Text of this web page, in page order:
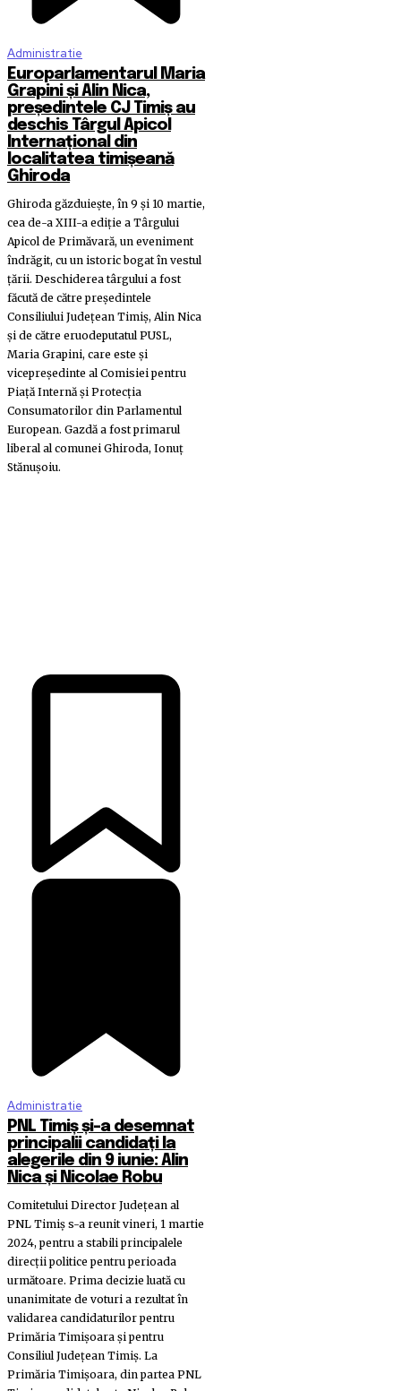
Administratie
Europarlamentarul Maria
Grapini și Alin Nica,
președintele CJ Timiș au
deschis Târgul Apicol
Internațional din
localitatea timișeană
Ghiroda
Ghiroda găzduiește, în 9 și 10 martie,
cea de-a XIII-a ediție a Târgului
Apicol de Primăvară, un eveniment
îndrăgit, cu un istoric bogat în vestul
țării. Deschiderea târgului a fost
făcută de către președintele
Consiliului Județean Timiș, Alin Nica
și de către eruodeputatul PUSL,
Maria Grapini, care este și
vicepreşedinte al Comisiei pentru
Piaţă Internă şi Protecţia
Consumatorilor din Parlamentul
European. Gazdă a fost primarul
liberal al comunei Ghiroda, Ionuț
Stănușoiu.
Administratie
PNL Timiș și-a desemnat
principalii candidați la
alegerile din 9 iunie: Alin
Nica și Nicolae Robu
Comitetului Director Județean al
PNL Timiș s-a reunit vineri, 1 martie
2024, pentru a stabili principalele
direcții politice pentru perioada
următoare. Prima decizie luată cu
unanimitate de voturi a rezultat în
validarea candidaturilor pentru
Primăria Timișoara și pentru
Consiliul Județean Timiș. La
Primăria Timișoara, din partea PNL